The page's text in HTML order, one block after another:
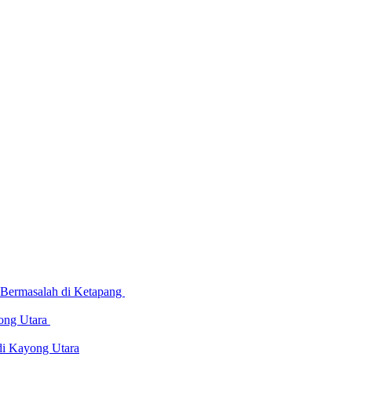
di Ketapang
Utara
Kayong Utara